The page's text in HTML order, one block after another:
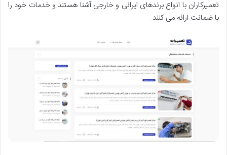
تعمیرکاران با انواع برندهای ایرانی و خارجی آشنا هستند و خدمات خود را
با ضمانت ارائه می ‌کنند.